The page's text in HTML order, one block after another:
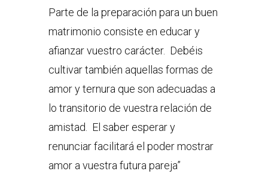
Parte de la preparación para un buen
matrimonio consiste en educar y
afianzar vuestro carácter. Debéis
cultivar también aquellas formas de
amor y ternura que son adecuadas a
lo transitorio de vuestra relación de
amistad. El saber esperar y
renunciar facilitará el poder mostrar
amor a vuestra futura pareja”